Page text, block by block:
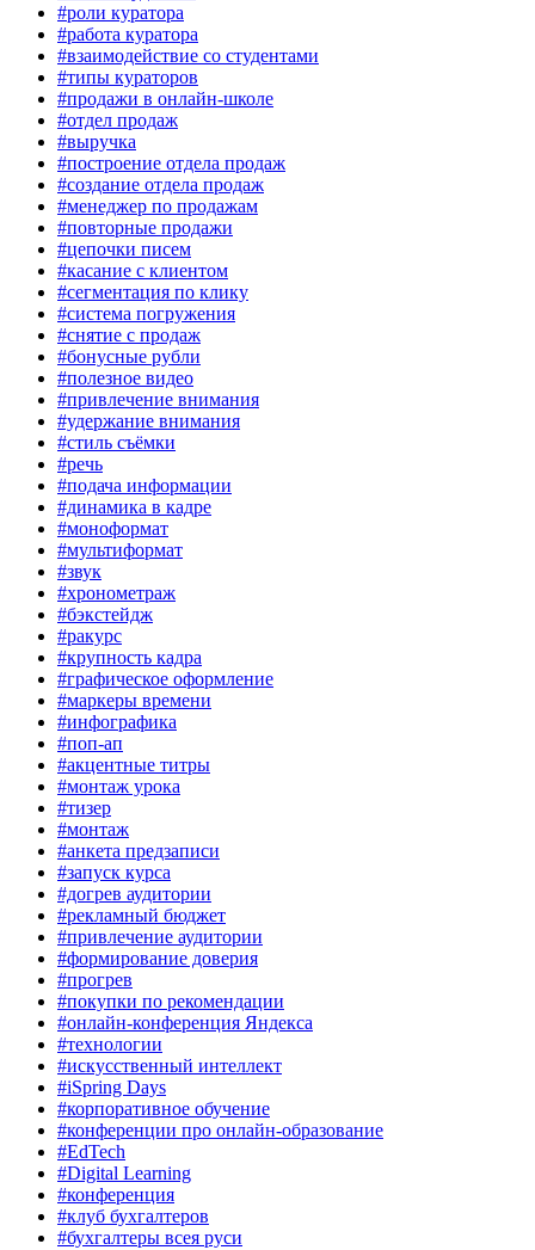
#роли куратора
#работа куратора
#взаимодействие со студентами
#типы кураторов
#продажи в онлайн-школе
#отдел продаж
#выручка
#построение отдела продаж
#создание отдела продаж
#менеджер по продажам
#повторные продажи
#цепочки писем
#касание с клиентом
#сегментация по клику
#система погружения
#снятие с продаж
#бонусные рубли
#полезное видео
#привлечение внимания
#удержание внимания
#стиль съёмки
#речь
#подача информации
#динамика в кадре
#моноформат
#мультиформат
#звук
#хронометраж
#бэкстейдж
#ракурс
#крупность кадра
#графическое оформление
#маркеры времени
#инфографика
#поп-ап
#акцентные титры
#монтаж урока
#тизер
#монтаж
#анкета предзаписи
#запуск курса
#догрев аудитории
#рекламный бюджет
#привлечение аудитории
#формирование доверия
#прогрев
#покупки по рекомендации
#онлайн-конференция Яндекса
#технологии
#искусственный интеллект
#iSpring Days
#корпоративное обучение
#конференции про онлайн-образование
#EdTech
#Digital Learning
#конференция
#клуб бухгалтеров
#бухгалтеры всея руси